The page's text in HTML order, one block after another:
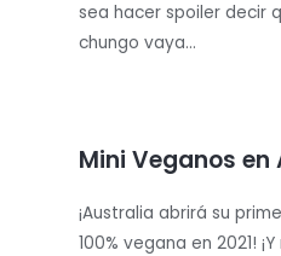
sea hacer spoiler decir
chungo vaya…
Mini Veganos
¡Australia abrirá su
100% vegana en 2021!